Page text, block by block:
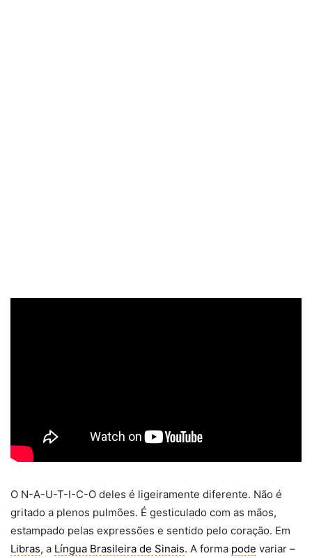
O N-A-U-T-I-C-O deles é ligeiramente diferente. Não é
gritado a plenos pulmões. É gesticulado com as mãos,
estampado pelas expressões e sentido pelo coração. Em
Libras, a Língua Brasileira de Sinais. A forma pode variar –